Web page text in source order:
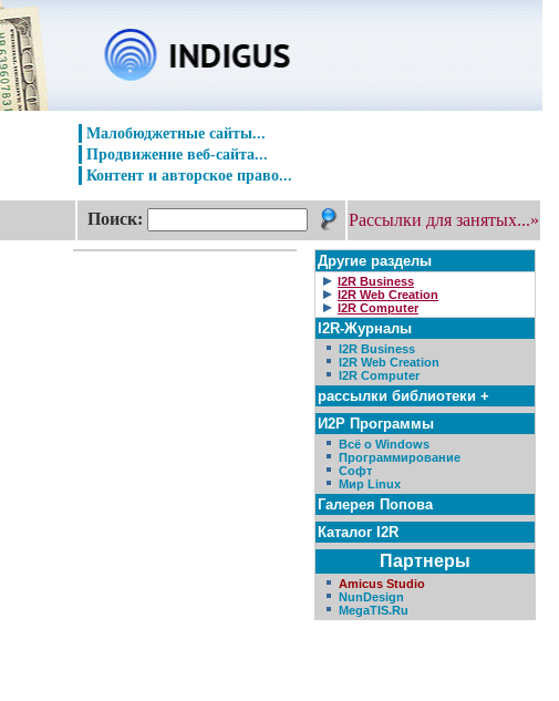
Малобюджетные сайты...
Продвижение веб-сайта...
Контент и авторское право...
Поиск: Рассылки для занятых...»
Другие разделы
I2R Business
I2R Web Creation
I2R Computer
I2R-Журналы
I2R Business
I2R Web Creation
I2R Computer
рассылки библиотеки +
И2Р Программы
Всё о Windows
Программирование
Софт
Мир Linux
Галерея Попова
Каталог I2R
Партнеры
Amicus Studio
NunDesign
MegaTIS.Ru